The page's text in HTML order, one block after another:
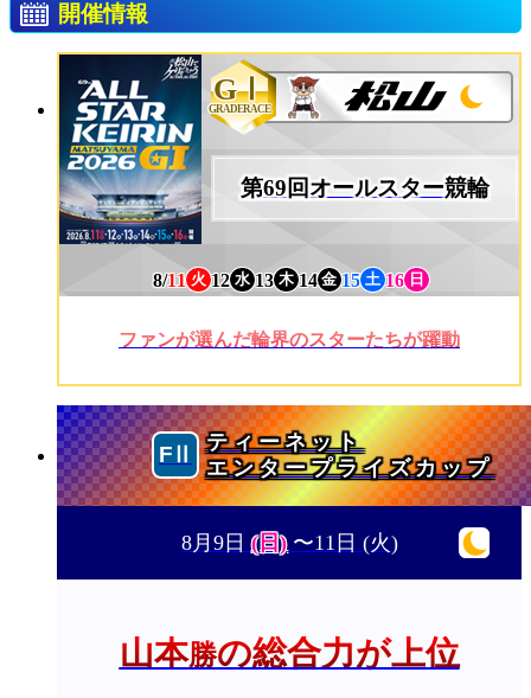
開催情報
GⅠ
GRADERACE
第69回オールスター競輪
8/11 火 12 水 13 木 14 金 15 土 16 日
ファンが選んだ輪界のスターたちが躍動
ティーネット
エンタープライズカップ
8月9日(日)〜11日(火)
山本勝の総合力が上位